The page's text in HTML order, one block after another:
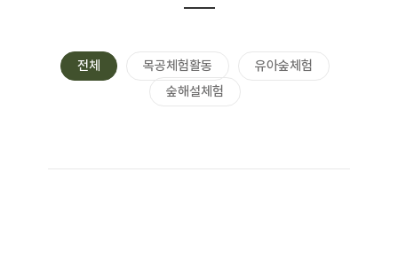
전체 목공체험활동
유아숲체험
숲해설체험